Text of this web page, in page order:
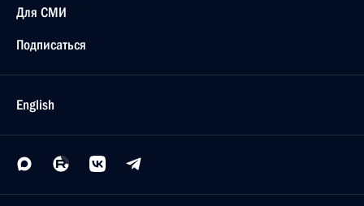
Для СМИ
Подписаться
English